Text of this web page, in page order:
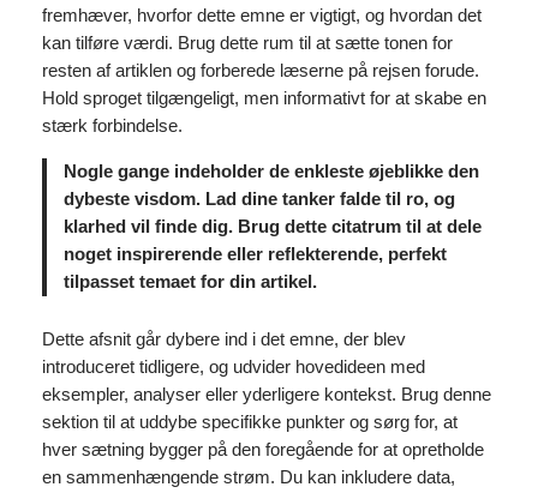
fremhæver, hvorfor dette emne er vigtigt, og hvordan det
kan tilføre værdi. Brug dette rum til at sætte tonen for
resten af artiklen og forberede læserne på rejsen forude.
Hold sproget tilgængeligt, men informativt for at skabe en
stærk forbindelse.
Nogle gange indeholder de enkleste øjeblikke den
dybeste visdom. Lad dine tanker falde til ro, og
klarhed vil finde dig. Brug dette citatrum til at dele
noget inspirerende eller reflekterende, perfekt
tilpasset temaet for din artikel.
Dette afsnit går dybere ind i det emne, der blev
introduceret tidligere, og udvider hovedideen med
eksempler, analyser eller yderligere kontekst. Brug denne
sektion til at uddybe specifikke punkter og sørg for, at
hver sætning bygger på den foregående for at opretholde
en sammenhængende strøm. Du kan inkludere data,